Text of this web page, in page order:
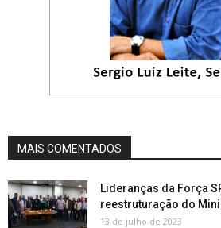
MAIS COMENTADOS
Lideranças da Força
reestruturação do
13 de julho de 2023